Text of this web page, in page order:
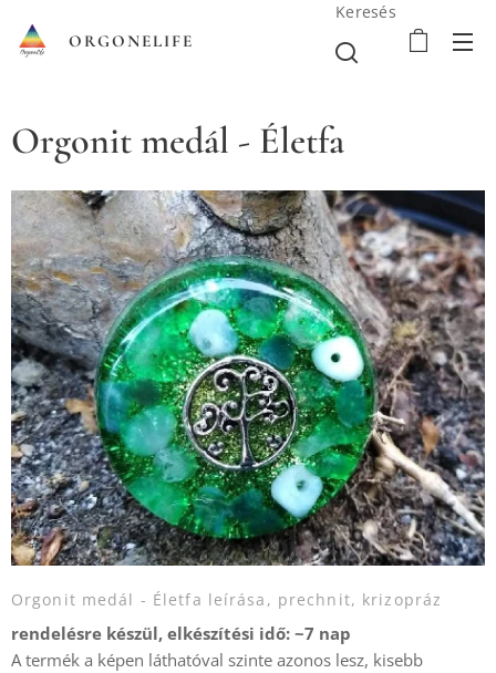
ORGONELIFE
Keresés
Orgonit medál - Életfa
Orgonit medál - Életfa leírása, prechnit, krizopráz
rendelésre készül, elkészítési idő: ~7 nap
A termék a képen láthatóval szinte azonos lesz, kisebb